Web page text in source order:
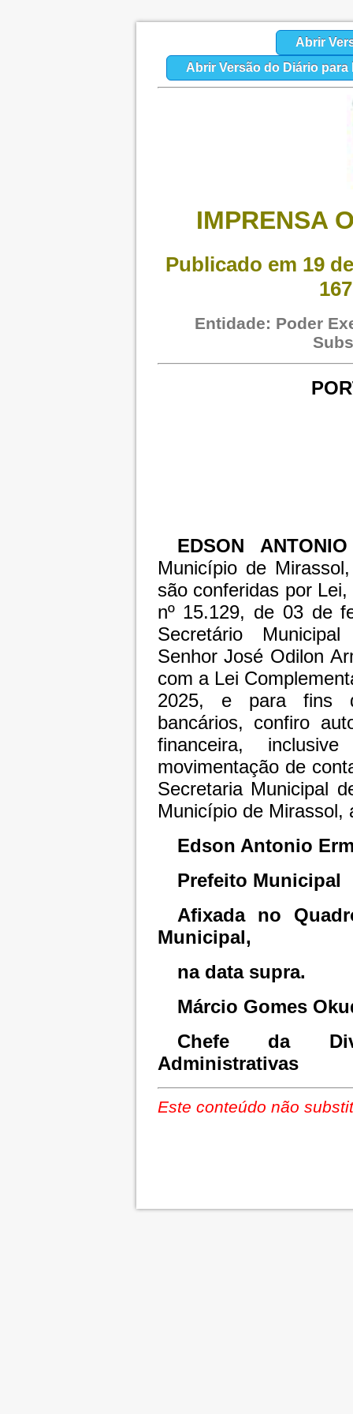
Abrir
Abrir Versão do Diário para
IMPRENSA
Publicado em 19
Entidade: Poder
EDSON
Município de
são conferidas por
nº 15.129, de 03 de
Secretário
Senhor José Odilon
com a Lei
2025, e para fins
bancários, confiro
financeira,
movimentação de
Secretaria Municipal
Município de Mirassol,
Edson Antonio
Prefeito Municipal
Afixada no
Municipal,
na data supra.
Márcio Gomes
Chefe da
Administrativas
Este conteúdo não